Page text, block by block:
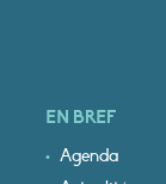
EN BREF
Agenda